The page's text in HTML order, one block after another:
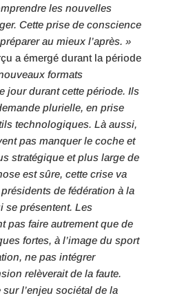
les nouvelles
Cette prise de conscience
au mieux l’après. »
a émergé durant la période
formats
jour durant cette période. Ils
plurielle, en prise
technologiques. Là aussi,
pas manquer le coche et
stratégique et plus large de
est sûre, cette crise va
de fédération à la
se présentent. Les
pas faire autrement que de
fortes, à l’image du sport
ne pas intégrer
relèverait de la faute.
l’enjeu sociétal de la